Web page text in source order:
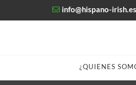
info@hispano-irish.es
¿QUIENES